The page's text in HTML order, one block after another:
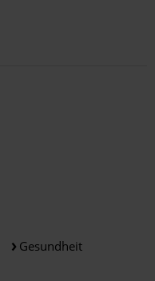
Gesundheit